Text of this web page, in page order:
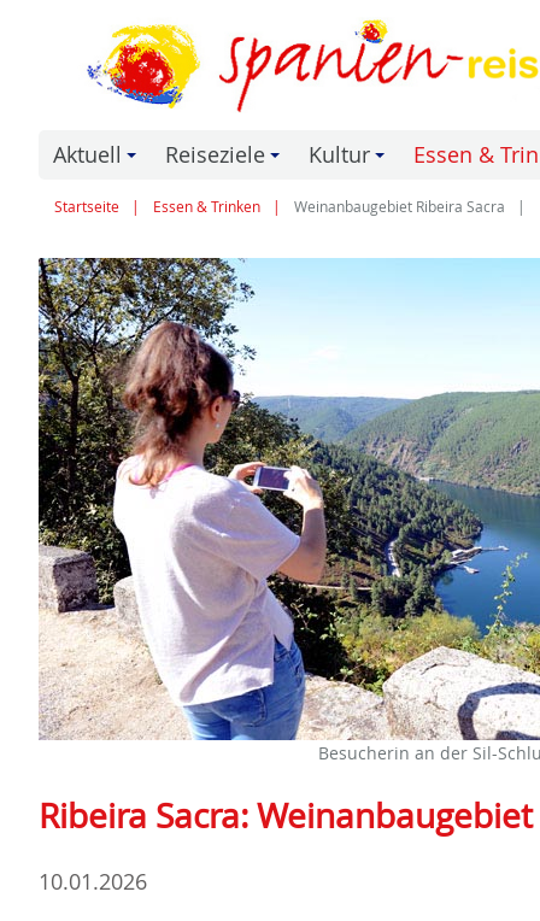
Aktuell Reiseziele Kultur Essen &
Startseite Essen & Trinken Weinanbaugebiet Ribeira Sacra
Besucherin an der Sil-
Ribeira Sacra:
10.01.2026